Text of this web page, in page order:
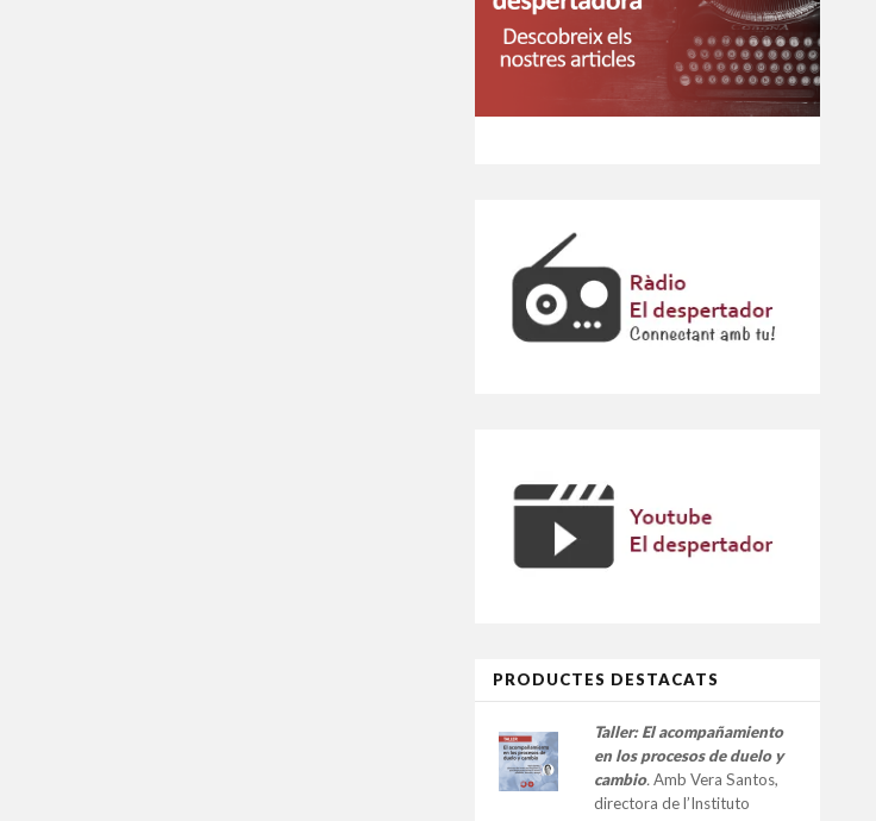
PRODUCTES DESTACATS
Taller: El acompañamiento
en los procesos de duelo y
cambio. Amb Vera Santos,
directora de l’Instituto